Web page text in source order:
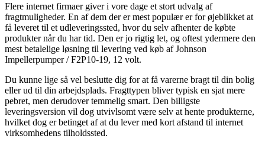
Flere internet firmaer giver i vore dage et stort udvalg af
fragtmuligheder. En af dem der er mest populær er for øjeblikket at
få leveret til et udleveringssted, hvor du selv afhenter de købte
produkter når du har tid. Den er jo rigtig let, og oftest ydermere den
mest betalelige løsning til levering ved køb af Johnson
Impellerpumper / F2P10-19, 12 volt.
Du kunne lige så vel beslutte dig for at få varerne bragt til din bolig
eller ud til din arbejdsplads. Fragttypen bliver typisk en sjat mere
pebret, men derudover temmelig smart. Den billigste
leveringsversion vil dog utvivlsomt være selv at hente produkterne,
hvilket dog er betinget af at du lever med kort afstand til internet
virksomhedens tilholdssted.